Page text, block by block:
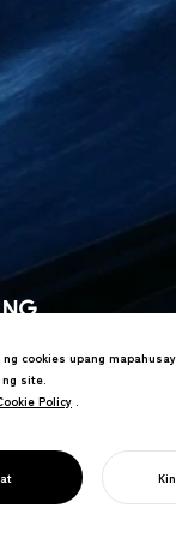
renewable
SIMULAN ANG
cookies upang
site.
Policy
Policy .